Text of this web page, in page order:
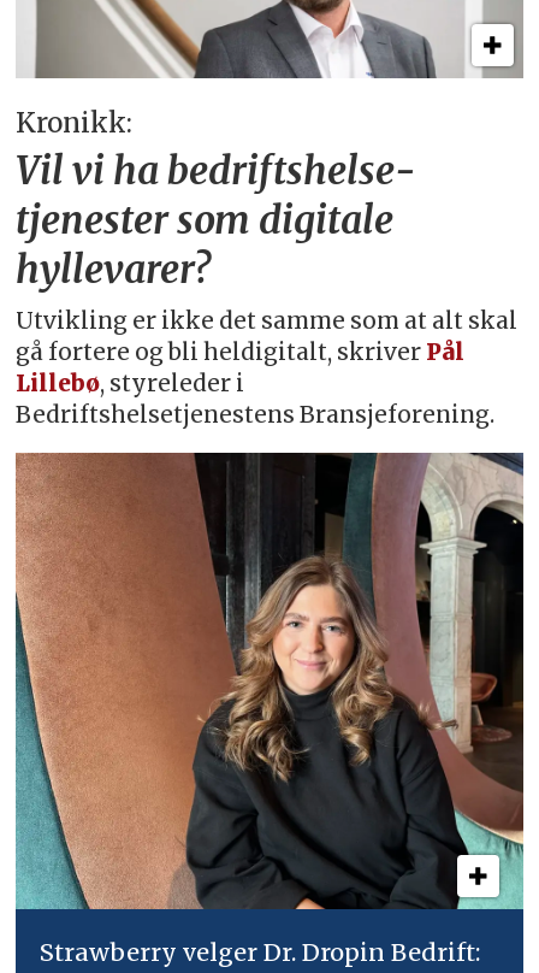
Kronikk:
Vil vi ha bedriftshelse­
tjenester som digitale
hyllevarer?
Utvikling er ikke det samme som at alt skal
gå fortere og bli heldigitalt, skriver Pål
Lillebø, styreleder i
Bedriftshelsetjenestens Bransjeforening.
Strawberry velger Dr. Dropin Bedrift: